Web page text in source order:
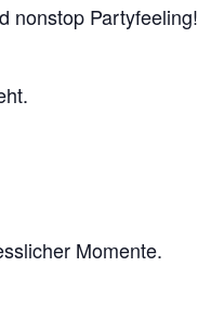
nonstop Partyfeeling!
Momente.